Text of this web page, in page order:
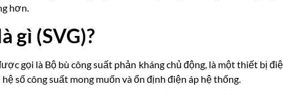
hơn.
gì (SVG)?
gọi là Bộ bù công suất phản kháng chủ động, là một thiết bị
số công suất mong muốn và ổn định điện áp hệ thống.